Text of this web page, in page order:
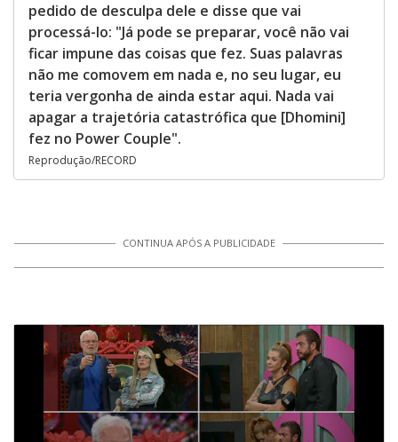
pedido de desculpa dele e disse que vai
processá-lo: "Já pode se preparar, você não vai
ficar impune das coisas que fez. Suas palavras
não me comovem em nada e, no seu lugar, eu
teria vergonha de ainda estar aqui. Nada vai
apagar a trajetória catastrófica que [Dhomini]
fez no Power Couple".
Reprodução/RECORD
CONTINUA APÓS A PUBLICIDADE